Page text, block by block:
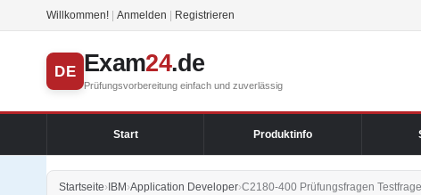
Willkommen! Anmelden Registrieren
DE Exam24.de
Prüfungsvorbereitung einfach und zuverlässig
Start Produktinfo
Startseite› IBM ›Application Developer›C2180-400 Prüfungsfragen